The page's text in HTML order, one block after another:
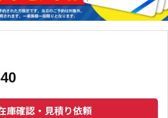
庫確認・見積り依頼